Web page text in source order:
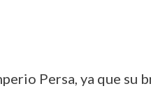
Persa, ya que su